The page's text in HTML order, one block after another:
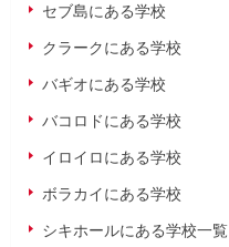
セブ島にある学校
クラークにある学校
バギオにある学校
バコロドにある学校
イロイロにある学校
ボラカイにある学校
シキホールにある学校一覧